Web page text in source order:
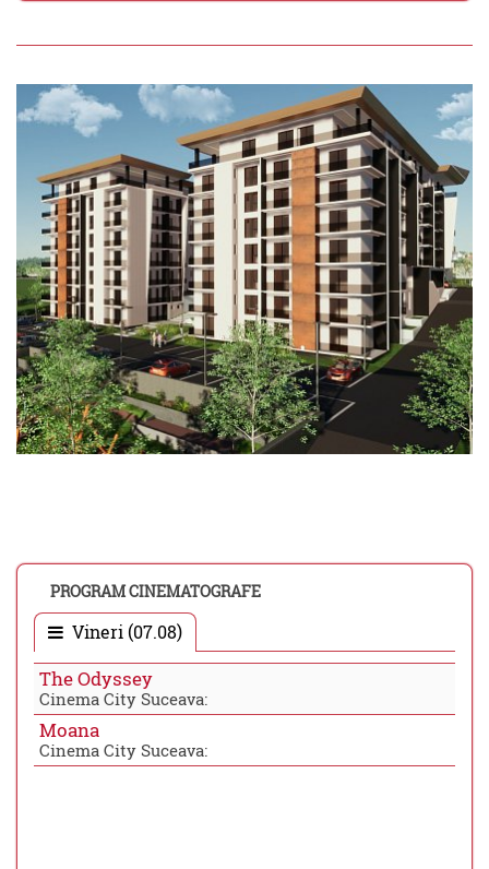
PROGRAM CINEMATOGRAFE
Vineri (07.08)
The Odyssey
Cinema City Suceava:
Moana
Cinema City Suceava: